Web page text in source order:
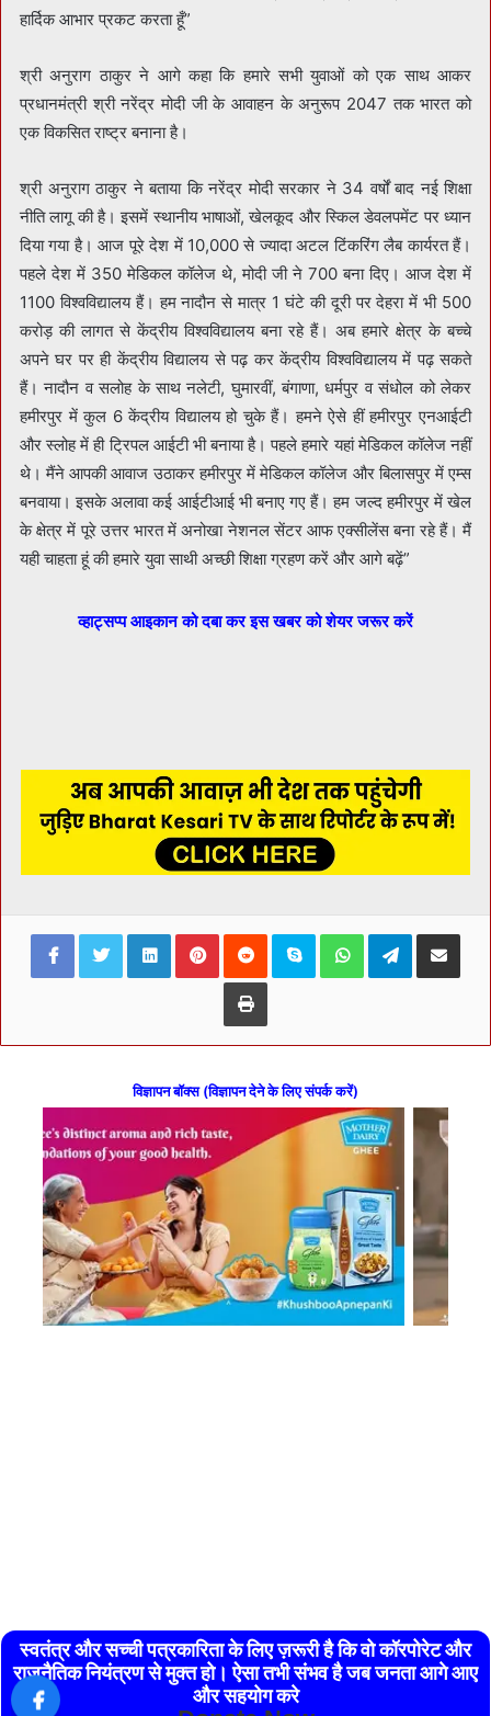
हार्दिक आभार प्रकट करता हूँ”
श्री अनुराग ठाकुर ने आगे कहा कि हमारे सभी युवाओं को एक साथ आकर
प्रधानमंत्री श्री नरेंद्र मोदी जी के आवाहन के अनुरूप 2047 तक भारत को
एक विकसित राष्ट्र बनाना है।
श्री अनुराग ठाकुर ने बताया कि नरेंद्र मोदी सरकार ने 34 वर्षों बाद नई शिक्षा
नीति लागू की है। इसमें स्थानीय भाषाओं, खेलकूद और स्किल डेवलपमेंट पर ध्यान
दिया गया है। आज पूरे देश में 10,000 से ज्यादा अटल टिंकरिंग लैब कार्यरत हैं।
पहले देश में 350 मेडिकल कॉलेज थे, मोदी जी ने 700 बना दिए। आज देश में
1100 विश्वविद्यालय हैं। हम नादौन से मात्र 1 घंटे की दूरी पर देहरा में भी 500
करोड़ की लागत से केंद्रीय विश्वविद्यालय बना रहे हैं। अब हमारे क्षेत्र के बच्चे
अपने घर पर ही केंद्रीय विद्यालय से पढ़ कर केंद्रीय विश्वविद्यालय में पढ़ सकते
हैं। नादौन व सलोह के साथ नलेटी, घुमारवीं, बंगाणा, धर्मपुर व संधोल को लेकर
हमीरपुर में कुल 6 केंद्रीय विद्यालय हो चुके हैं। हमने ऐसे हीं हमीरपुर एनआईटी
और स्लोह में ही ट्रिपल आईटी भी बनाया है। पहले हमारे यहां मेडिकल कॉलेज नहीं
थे। मैंने आपकी आवाज उठाकर हमीरपुर में मेडिकल कॉलेज और बिलासपुर में एम्स
बनवाया। इसके अलावा कई आईटीआई भी बनाए गए हैं। हम जल्द हमीरपुर में खेल
के क्षेत्र में पूरे उत्तर भारत में अनोखा नेशनल सेंटर आफ एक्सीलेंस बना रहे हैं। मैं
यही चाहता हूं की हमारे युवा साथी अच्छी शिक्षा ग्रहण करें और आगे बढ़ें”
व्हाट्सप्प आइकान को दबा कर इस खबर को शेयर जरूर करें
FacebookTwitterLinkedInPinterestReddit Skype WhatsAppTelegramShare via
Print
विज्ञापन बॉक्स (विज्ञापन देने के लिए संपर्क करें)
स्वतंत्र और सच्ची पत्रकारिता के लिए ज़रूरी है कि वो कॉरपोरेट और
राजनैतिक नियंत्रण से मुक्त हो। ऐसा तभी संभव है जब जनता आगे आए
और सहयोग करे